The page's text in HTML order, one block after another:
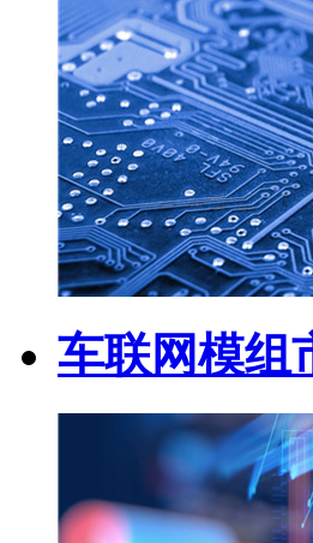
车联网模组